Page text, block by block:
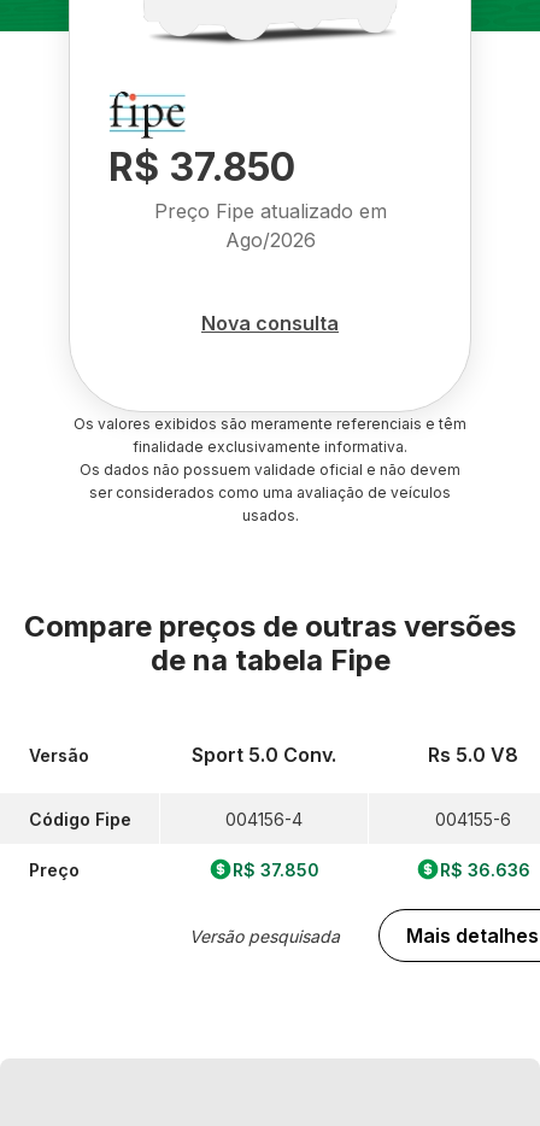
R$ 37.850
Preço Fipe atualizado em
Ago/2026
Nova consulta
Os valores exibidos são meramente referenciais e têm
finalidade exclusivamente informativa.
Os dados não possuem validade oficial e não devem
ser considerados como uma avaliação de veículos
usados.
Compare preços de outras versões
de na tabela Fipe
Versão
Código Fipe
Preço
Sport 5.0 Conv.
004156-4
R$ 37.850
Versão pesquisada
Rs 5.0 V8
004155-6
R$ 36.636
Mais detalhes